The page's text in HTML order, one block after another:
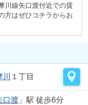
川線矢口渡付近での賃
方はぜひコチラからお
１丁目
口渡」駅 徒歩6分